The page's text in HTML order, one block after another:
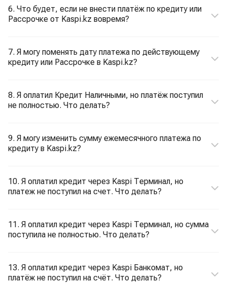
6. Что будет, если не внести платёж по кредиту или
Рассрочке от Kaspi.kz вовремя?
7. Я могу поменять дату платежа по действующему
кредиту или Рассрочке в Kaspi.kz?
8. Я оплатил Кредит Наличными, но платёж поступил
не полностью. Что делать?
9. Я могу изменить сумму ежемесячного платежа по
кредиту в Kaspi.kz?
10. Я оплатил кредит через Kaspi Терминал, но
платеж не поступил на счет. Что делать?
11. Я оплатил кредит через Kaspi Терминал, но сумма
поступила не полностью. Что делать?
13. Я оплатил кредит через Kaspi Банкомат, но
платёж не поступил на счёт. Что делать?